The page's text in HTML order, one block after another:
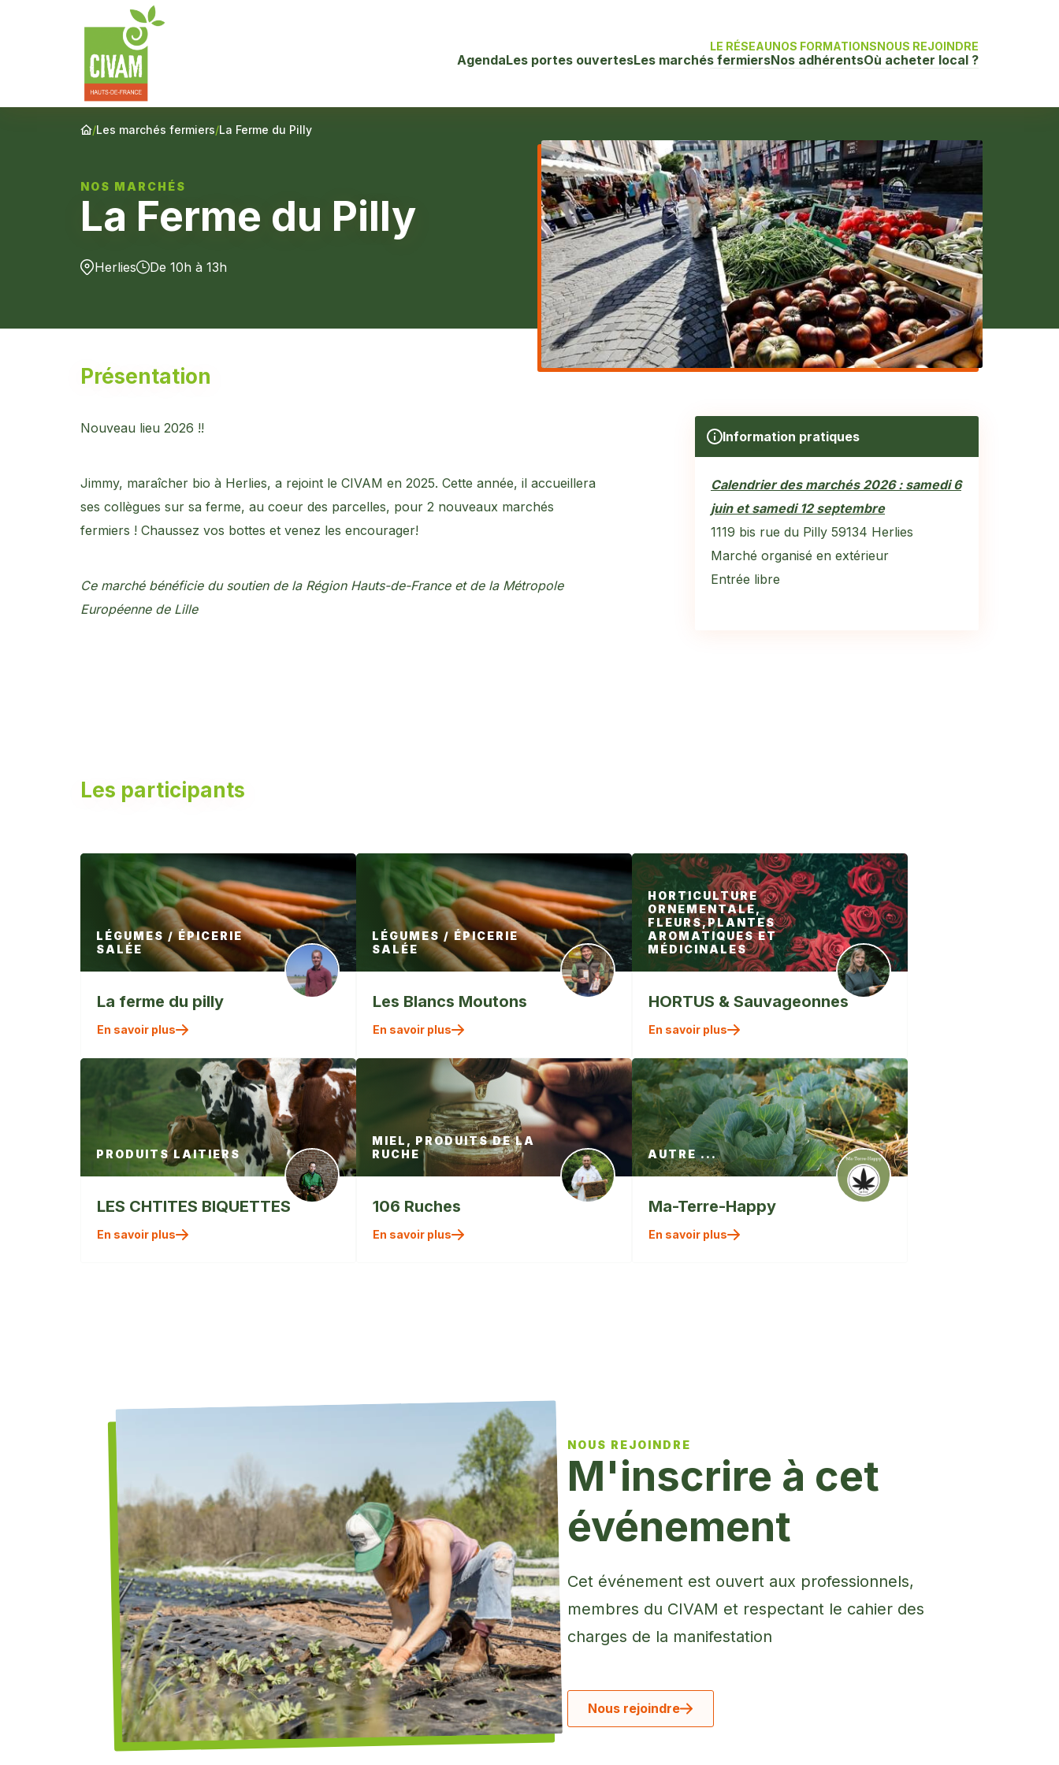
LE RÉSEAUNOS FORMATIONSNOUS REJOINDRE
AgendaLes portes ouvertesLes marchés fermiersNos adhérentsOù acheter local ?
/Les marchés fermiers/La Ferme du Pilly
NOS MARCHÉS
La Ferme du Pilly
Herlies De 10h à 13h
Présentation
Nouveau lieu 2026 !!
Jimmy, maraîcher bio à Herlies, a rejoint le CIVAM en 2025. Cette année, il accueillera
ses collègues sur sa ferme, au coeur des parcelles, pour 2 nouveaux marchés
fermiers ! Chaussez vos bottes et venez les encourager!
Ce marché bénéficie du soutien de la Région Hauts-de-France et de la Métropole
Européenne de Lille
Information pratiques
Calendrier des marchés 2026 : samedi 6
juin et samedi 12 septembre
1119 bis rue du Pilly 59134 Herlies
Marché organisé en extérieur
Entrée libre
Les participants
LÉGUMES / ÉPICERIE
SALÉE
La ferme du pilly
En savoir plus
LÉGUMES / ÉPICERIE
SALÉE
Les Blancs Moutons
En savoir plus
HORTICULTURE
ORNEMENTALE,
FLEURS,PLANTES
AROMATIQUES ET
MÉDICINALES
" alt=""
HORTUS & Sauvageonnes
En savoir plus
PRODUITS LAITIERS
" alt=""
LES CHTITES BIQUETTES
En savoir plus
MIEL, PRODUITS DE LA
RUCHE
106 Ruches
En savoir plus
AUTRE ...
Ma-Terre-Happy
En savoir plus
NOUS REJOINDRE
M'inscrire à cet
événement
Cet événement est ouvert aux professionnels,
membres du CIVAM et respectant le cahier des
charges de la manifestation
Nous rejoindre